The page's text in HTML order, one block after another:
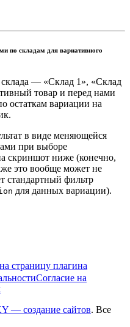
по складам для вариативного
— «Склад 1», «Склад
товар и перед нами
остаткам вариации на
в виде меняющейся
при выборе
скриншот ниже (конечно,
это вообще может не
стандартный фильтр
для данных вариации).
страницу плагина
Согласие на
— создание сайтов. Все